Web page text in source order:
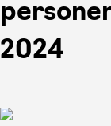
2024